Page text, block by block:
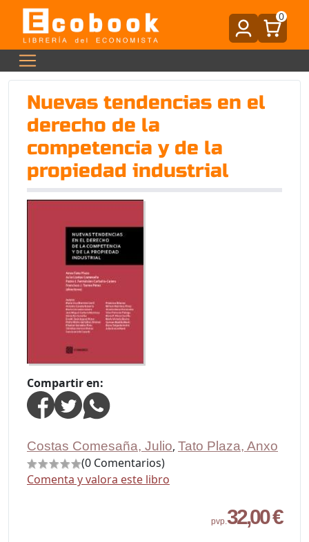
0
Nuevas tendencias en el
derecho de la
competencia y de la
propiedad industrial
Compartir en:
Costas Comesaña, Julio, Tato Plaza, Anxo
(0 Comentarios)
Comenta y valora este libro
pvp.32,00 €